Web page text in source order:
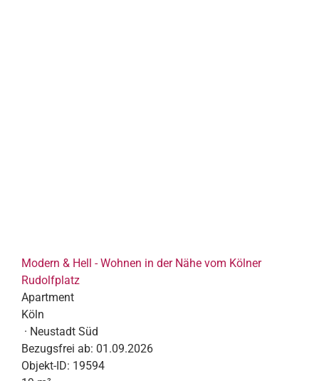
Modern & Hell - Wohnen in der Nähe vom Kölner
Rudolfplatz
Apartment
Köln
· Neustadt Süd
Bezugsfrei ab: 01.09.2026
Objekt-ID: 19594